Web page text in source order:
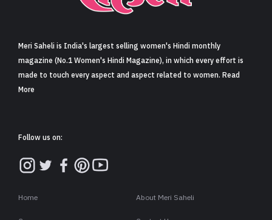
Meri Saheli is India's largest selling women's Hindi monthly
magazine (No.1 Women's Hindi Magazine), in which every effort is
made to touch every aspect and aspect related to women. Read
More
Follow us on:
Home About Meri Saheli